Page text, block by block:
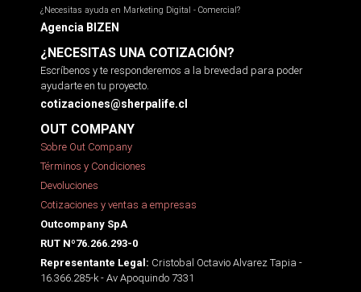
¿Necesitas ayuda en Marketing Digital - Comercial?
Agencia BIZEN
¿NECESITAS UNA COTIZACIÓN?
Escríbenos y te responderemos a la brevedad para poder
ayudarte en tu proyecto.
cotizaciones@sherpalife.cl
OUT COMPANY
Sobre Out Company
Términos y Condiciones
Devoluciones
Cotizaciones y ventas a empresas
Outcompany SpA
RUT Nº76.266.293-0
Representante Legal: Cristobal Octavio Alvarez Tapia -
16.366.285-k - Av Apoquindo 7331